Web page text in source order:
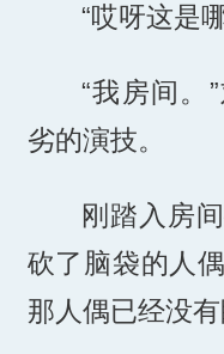
“哎呀这是
“我房间。
劣的演技。
刚踏入房
砍了脑袋的人
那人偶已经没有